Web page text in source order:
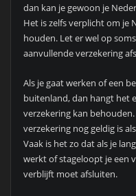
dan kan je gewoon je
Het is zelfs verplicht om je
houden. Let er wel op
aanvullende verzekering
Als je gaat werken of een
buitenland, dan hangt het
verzekering kan
verzekering nog geldig is
Vaak is het zo dat als je
werkt of stageloopt je een
verblijft moet afsluiten.